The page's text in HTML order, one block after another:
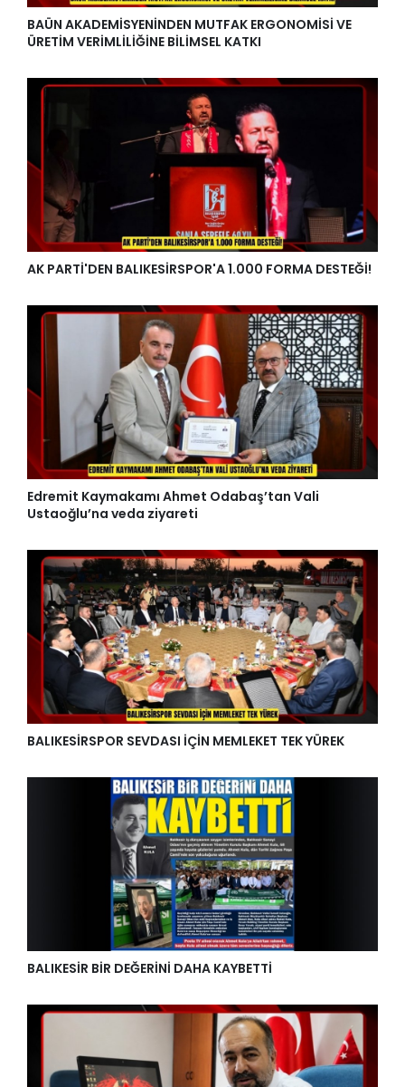
BAÜN AKADEMİSYENİNDEN MUTFAK ERGONOMİSİ VE
ÜRETİM VERİMLİLİĞİNE BİLİMSEL KATKI
AK PARTİ'DEN BALIKESİRSPOR'A 1.000 FORMA DESTEĞİ!
Edremit Kaymakamı Ahmet Odabaş’tan Vali
Ustaoğlu’na veda ziyareti
BALIKESİRSPOR SEVDASI İÇİN MEMLEKET TEK YÜREK
BALIKESİR BİR DEĞERİNİ DAHA KAYBETTİ